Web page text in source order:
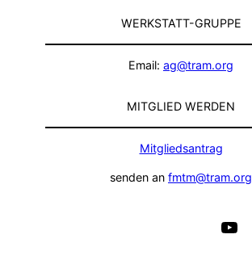
WERKSTATT-GRUPPE
Email: ag@tram.org
MITGLIED WERDEN
Mitgliedsantrag
senden an fmtm@tram.org
YouTube